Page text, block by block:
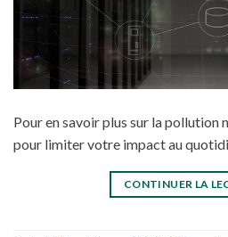
Pour en savoir plus sur la pollution
pour limiter votre impact au
CONTINUER LA